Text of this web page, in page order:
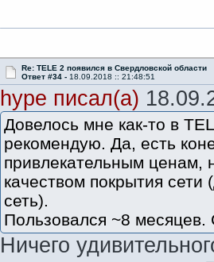
Re: TELE 2 появился в Свердловской области
Ответ #34 - 18.09.2018 :: 21:48:51
hype писал(а)
Довелось мне как-то в
рекомендую. Да, есть
привлекательным ценам,
качеством покрытия
сеть).
Пользовался ~8
Ничего